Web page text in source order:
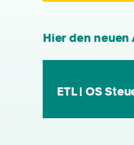
Hier den
ETL | OS